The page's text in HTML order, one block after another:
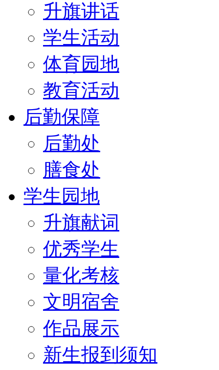
升旗讲话
学生活动
体育园地
教育活动
后勤保障
后勤处
膳食处
学生园地
升旗献词
优秀学生
量化考核
文明宿舍
作品展示
新生报到须知